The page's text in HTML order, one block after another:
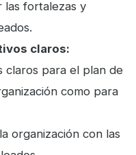
las fortalezas y
claros:
claros para el plan de
como para
organización con las